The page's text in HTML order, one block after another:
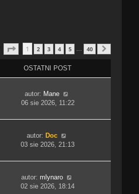
Strona 1Z 40
1 2 3 4 5 … 40
OSTATNI POST
autor: Mane
06 sie 2026, 11:22
autor: Doc
03 sie 2026, 21:13
autor: mlynaro
02 sie 2026, 18:14